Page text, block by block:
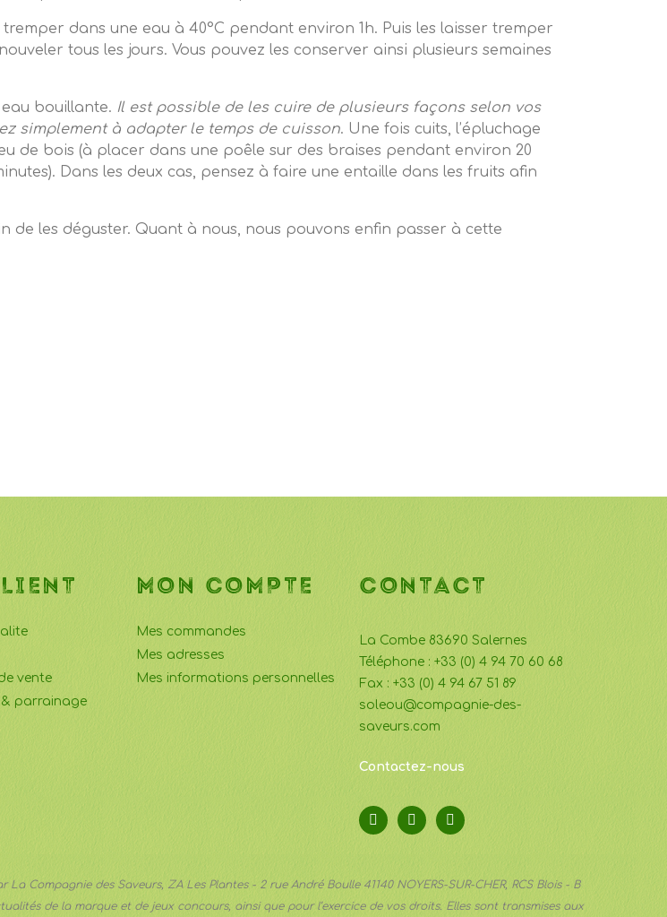
dans une eau à 40°C pendant environ 1h. Puis les laisser tremper
tous les jours. Vous pouvez les conserver ainsi plusieurs semaines
bouillante. Il est possible de les cuire de plusieurs façons selon vos
simplement à adapter le temps de cuisson. Une fois cuits, l’épluchage
de bois (à placer dans une poêle sur des braises pendant environ 20
Dans les deux cas, pensez à faire une entaille dans les fruits afin
de les déguster. Quant à nous, nous pouvons enfin passer à cette
vente
& parrainage
MON COMPTE
Mes commandes
Mes adresses
Mes informations personnelles
CONTACT
La Combe 83690 Salernes
Téléphone : +33 (0) 4 94 70 60 68
Fax : +33 (0) 4 94 67 51 89
soleou@compagnie-des-
saveurs.com
Contactez-nous
des Saveurs, ZA Les Plantes - 2 rue André Boulle 41140 NOYERS-SUR-CHER, RCS Blois - B
de la marque et de jeux concours, ainsi que pour l’exercice de vos droits. Elles sont transmises aux